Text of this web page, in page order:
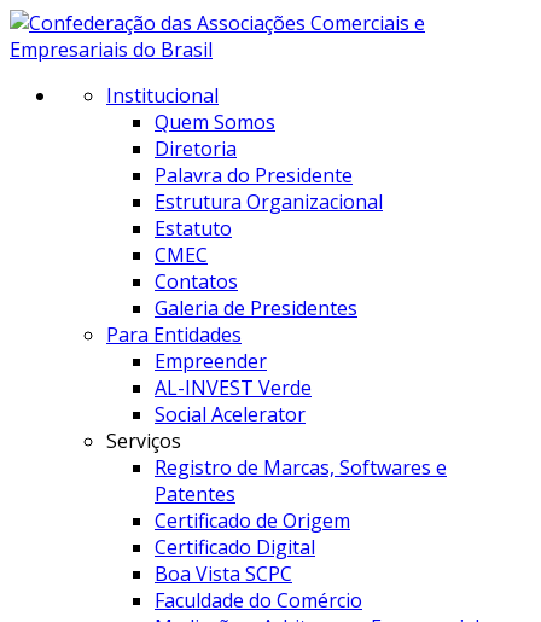
Institucional
Quem Somos
Diretoria
Palavra do Presidente
Estrutura Organizacional
Estatuto
CMEC
Contatos
Galeria de Presidentes
Para Entidades
Empreender
AL-INVEST Verde
Social Acelerator
Serviços
Registro de Marcas, Softwares e
Patentes
Certificado de Origem
Certificado Digital
Boa Vista SCPC
Faculdade do Comércio